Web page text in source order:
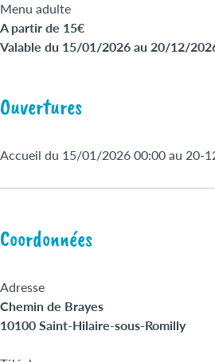
Menu adulte
A partir de 15€
Valable du 15/01/2026 au 20/12/
Ouvertures
Accueil du 15/01/2026 00:00 au 20-
Coordonnées
Adresse
Chemin de Brayes
10100 Saint-Hilaire-sous-Romilly